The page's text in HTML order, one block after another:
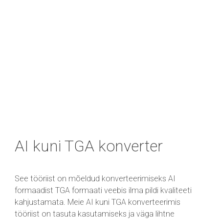
AI kuni TGA konverter
See tööriist on mõeldud konverteerimiseks AI
formaadist TGA formaati veebis ilma pildi kvaliteeti
kahjustamata. Meie AI kuni TGA konverteerimis
tööriist on tasuta kasutamiseks ja väga lihtne